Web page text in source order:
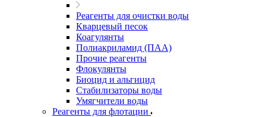
Реагенты для очистки воды
Кварцевый песок
Коагулянты
Полиакриламид (ПАА)
Прочие реагенты
Флокулянты
Биоцид и альгицид
Стабилизаторы воды
Умягчители воды
Реагенты для флотации